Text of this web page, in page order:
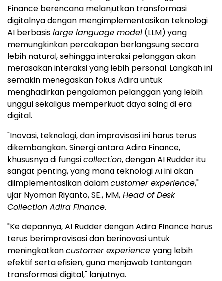
Finance berencana melanjutkan transformasi
digitalnya dengan mengimplementasikan teknologi
AI berbasislarge language model (LLM) yang
memungkinkan percakapan berlangsung secara
lebih natural, sehingga interaksi pelanggan akan
merasakan interaksi yang lebih personal. Langkah ini
semakin menegaskan fokus Adira untuk
menghadirkan pengalaman pelanggan yang lebih
unggul sekaligus memperkuat daya saing di era
digital.
"Inovasi, teknologi, dan improvisasi ini harus terus
dikembangkan. Sinergi antara Adira Finance,
khususnya di fungsicollection, dengan AI Rudder itu
sangat penting, yang mana teknologi AI ini akan
diimplementasikan dalamcustomer experience,"
ujar Nyoman Riyanto, SE., MM, Head of Desk
Collection Adira Finance.
"Ke depannya, AI Rudder dengan Adira Finance harus
terus berimprovisasi dan berinovasi untuk
meningkatkancustomer experience yang lebih
efektif serta efisien, guna menjawab tantangan
transformasi digital," lanjutnya.